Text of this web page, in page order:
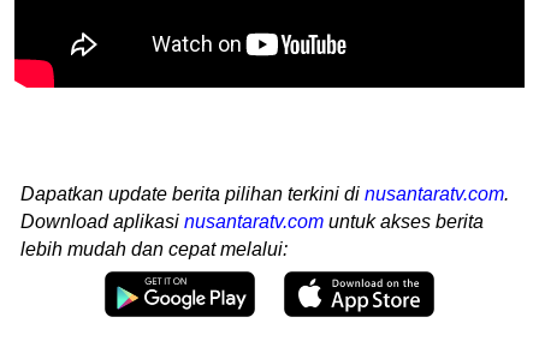
Dapatkan update berita pilihan terkini di nusantaratv.com.
Download aplikasi nusantaratv.com untuk akses berita
lebih mudah dan cepat melalui: